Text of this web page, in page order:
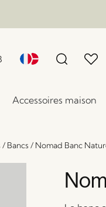
Accessoires maison
/ Bancs / Nomad Banc